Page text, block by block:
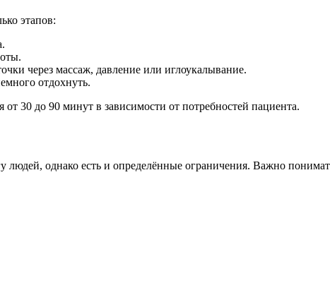
этапов:
через массаж, давление или иглоукалывание.
отдохнуть.
30 до 90 минут в зависимости от потребностей пациента.
однако есть и определённые ограничения. Важно